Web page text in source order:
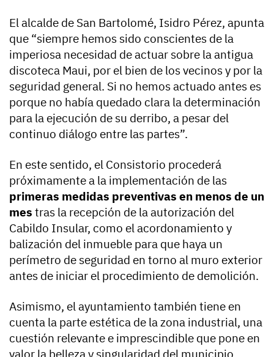
El alcalde de San Bartolomé, Isidro Pérez, apunta
que “siempre hemos sido conscientes de la
imperiosa necesidad de actuar sobre la antigua
discoteca Maui, por el bien de los vecinos y por la
seguridad general. Si no hemos actuado antes es
porque no había quedado clara la determinación
para la ejecución de su derribo, a pesar del
continuo diálogo entre las partes”.
En este sentido, el Consistorio procederá
próximamente a la implementación de las
primeras medidas preventivas en menos de un
mes tras la recepción de la autorización del
Cabildo Insular, como el acordonamiento y
balización del inmueble para que haya un
perímetro de seguridad en torno al muro exterior
antes de iniciar el procedimiento de demolición.
Asimismo, el ayuntamiento también tiene en
cuenta la parte estética de la zona industrial, una
cuestión relevante e imprescindible que pone en
valor la belleza y singularidad del municipio